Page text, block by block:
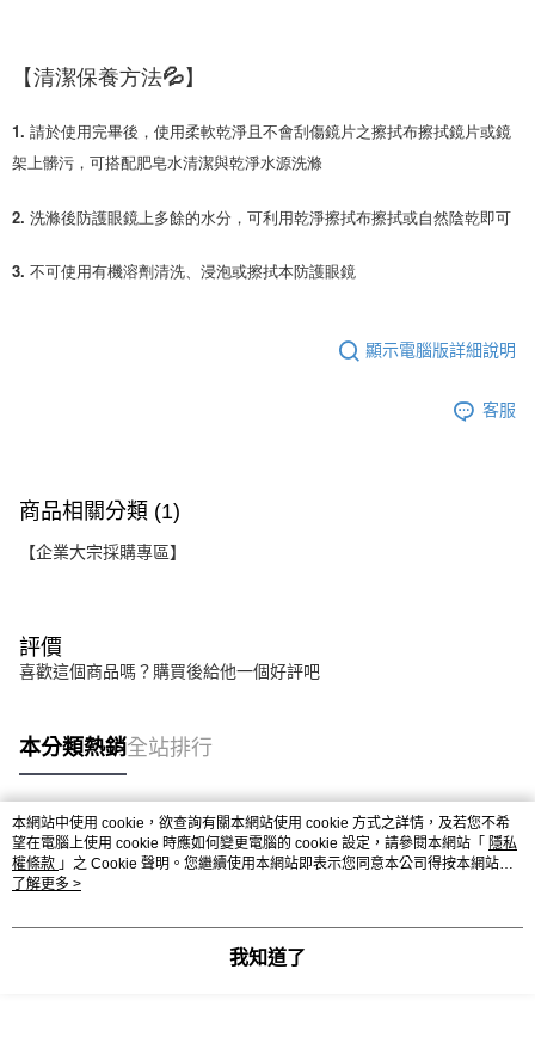
【清潔保養方法💦】
1. 請於使用完畢後，使用柔軟乾淨且不會刮傷鏡片之擦拭布擦拭鏡片或鏡
架上髒污，可搭配肥皂水清潔與乾淨水源洗滌
2. 洗滌後防護眼鏡上多餘的水分，可利用乾淨擦拭布擦拭或自然陰乾即可
3. 不可使用有機溶劑清洗、浸泡或擦拭本防護眼鏡
顯示電腦版詳細說明
客服
商品相關分類 (1)
【企業大宗採購專區】
評價
喜歡這個商品嗎？購買後給他一個好評吧
本分類熱銷全站排行
熱門標籤
本網站中使用 cookie，欲查詢有關本網站使用 cookie 方式之詳情，及若您不希
望在電腦上使用 cookie 時應如何變更電腦的 cookie 設定，請參閱本網站「 隱私
權條款 」之 Cookie 聲明。您繼續使用本網站即表示您同意本公司得按本網站使
用條款之 Cookie 聲明使用 cookie。
了解更多 >
我知道了